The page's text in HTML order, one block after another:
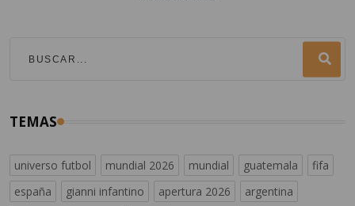
TEMAS
universo futbol mundial 2026 mundial guatemala
fifa
españa
gianni infantino apertura 2026
argentina